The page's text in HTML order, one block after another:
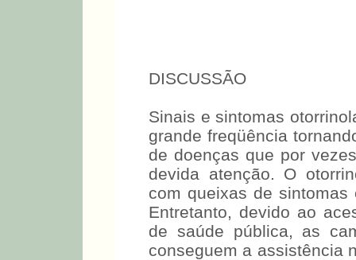
DISCUSSÃO
Sinais e sintomas
grande freqüência
de doenças que por
devida atenção. O
com queixas de
Entretanto, devido ao
de saúde pública, as
conseguem a assistência